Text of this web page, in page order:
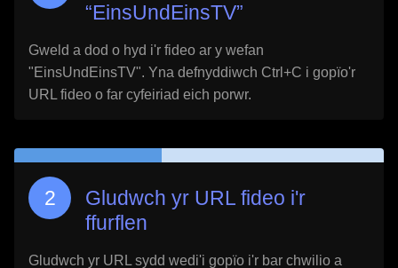
“EinsUndEinsTV”
Gweld a dod o hyd i'r fideo ar y wefan
"EinsUndEinsTV". Yna defnyddiwch Ctrl+C i gopïo'r
URL fideo o far cyfeiriad eich porwr.
Gludwch yr URL fideo i'r
ffurflen
Gludwch yr URL sydd wedi'i gopïo i'r bar chwilio a